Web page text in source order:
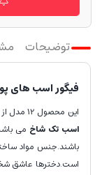
توضیحات
فیگور اسب های
این محصول 12 مدل از شخصیت های کارتونی پونی می باشد که به صورت
اسب تک شاخ می
باشند.جنس مواد
است.دخترها عاشق